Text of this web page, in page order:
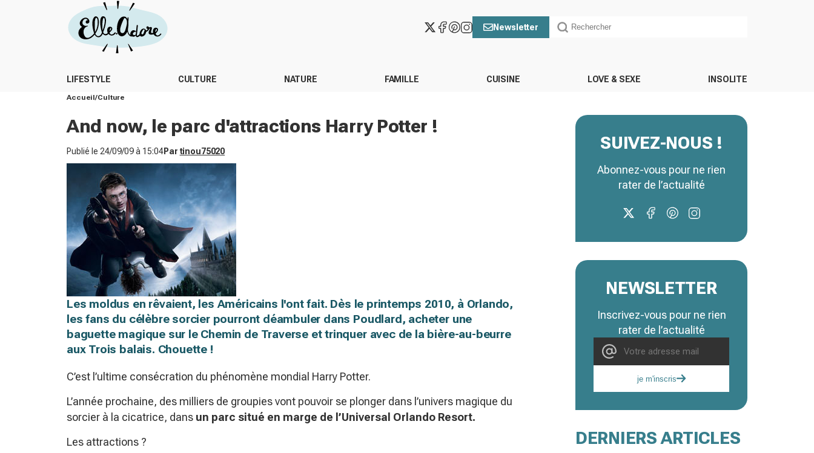
Newsletter
LIFESTYLE CULTURE NATURE FAMILLE CUISINE LOVE & SEXE INSOLITE
Accueil Culture
And now, le parc d'attractions Harry Potter !
Publié le 24/09/09 à 15:04Par tinou75020
Les moldus en rêvaient, les Américains l'ont fait. Dès le printemps 2010, à Orlando,
les fans du célèbre sorcier pourront déambuler dans Poudlard, acheter une
baguette magique sur le Chemin de Traverse et trinquer avec de la bière-au-beurre
aux Trois balais. Chouette !
C’est l’ultime consécration du phénomène mondial Harry Potter.
L’année prochaine, des milliers de groupies vont pouvoir se plonger dans l’univers magique du
sorcier à la cicatrice, dans un parc situé en marge de l’Universal Orlando Resort.
Les attractions ?
SUIVEZ-NOUS !
Abonnez-vous pour ne rien
rater de l’actualité
NEWSLETTER
Inscrivez-vous pour ne rien
rater de l’actualité
je m'inscris
DERNIERS ARTICLES